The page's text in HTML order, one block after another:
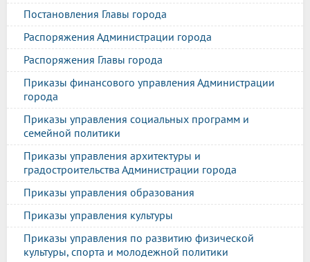
Постановления Главы города
Распоряжения Администрации города
Распоряжения Главы города
Приказы финансового управления Администрации
города
Приказы управления социальных программ и
семейной политики
Приказы управления архитектуры и
градостроительства Администрации города
Приказы управления образования
Приказы управления культуры
Приказы управления по развитию физической
культуры, спорта и молодежной политики